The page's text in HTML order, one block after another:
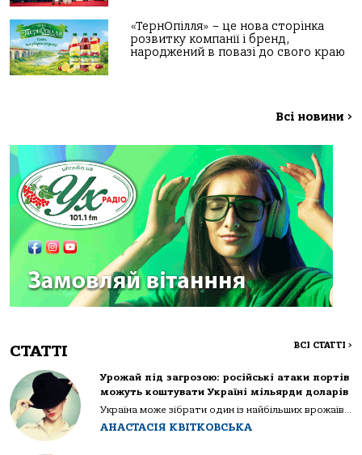
«ТернОпілля» – це нова сторінка
розвитку компанії і бренд,
народжений в повазі до свого краю
Всі новини >
СТАТТІ ВСІ СТАТТІ >
Урожай під загрозою: російські атаки портів
можуть коштувати Україні мільярди доларів
Україна може зібрати один із найбільших врожаїв...
АНАСТАСІЯ КВІТКОВСЬКА